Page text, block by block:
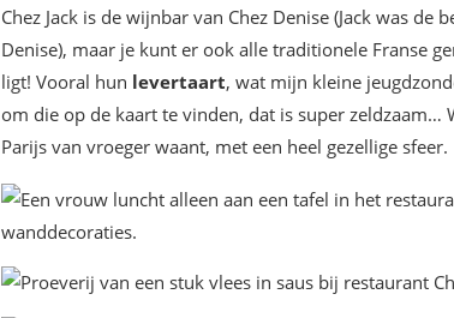
Chez Jack is de wijnbar van Chez Denise (Jack was
Denise), maar je kunt er ook alle traditionele Franse
ligt! Vooral hun levertaart, wat mijn kleine
om die op de kaart te vinden, dat is super
Parijs van vroeger waant, met een heel gezellige sfeer.